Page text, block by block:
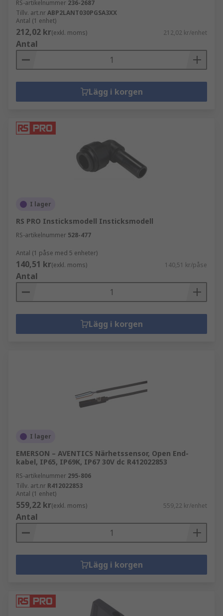
RS-artikelnummer 236-2687
Tillv. art.nrABP2LANT030PGSA3XX
Antal (1 enhet)
212,02 kr(exkl. moms) 212,02 kr/enhet
Antal
Lägg i korgen
I lager
RS PRO Insticksmodell Insticksmodell
RS-artikelnummer 528-477
Antal (1 påse med 5 enheter)
140,51 kr(exkl. moms) 140,51 kr/påse
Antal
Lägg i korgen
I lager
EMERSON – AVENTICS Närhetssensor, Open End-
kabel, IP65, IP69K, IP67 30V dc R412022853
RS-artikelnummer 295-806
Tillv. art.nr R412022853
Antal (1 enhet)
559,22 kr(exkl. moms) 559,22 kr/enhet
Antal
Lägg i korgen